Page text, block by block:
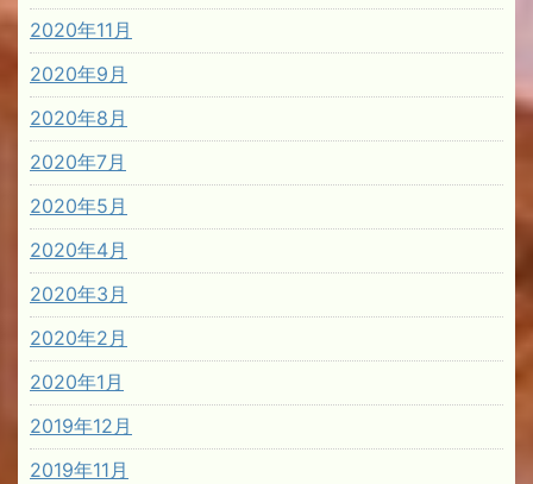
2020年11月
2020年9月
2020年8月
2020年7月
2020年5月
2020年4月
2020年3月
2020年2月
2020年1月
2019年12月
2019年11月